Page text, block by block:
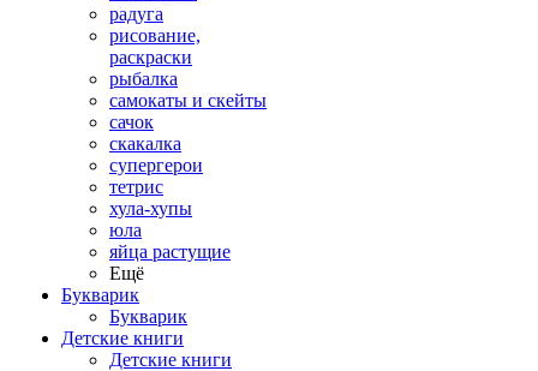
радуга
рисование,
раскраски
рыбалка
самокаты и скейты
сачок
скакалка
супергерои
тетрис
хула-хупы
юла
яйца растущие
Ещё
Букварик
Букварик
Детские книги
Детские книги